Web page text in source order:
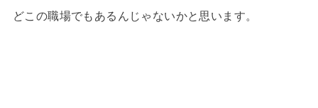
どこの職場でもあるんじゃないかと思います。